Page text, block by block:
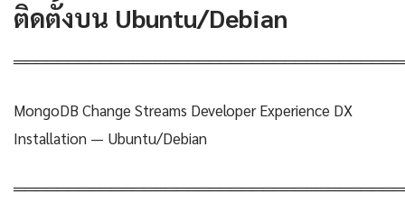
ติดตั้งบน Ubuntu/Debian
MongoDB Change Streams Developer Experience DX
Installation — Ubuntu/Debian